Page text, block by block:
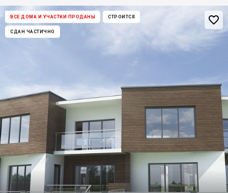
ВСЕ ДОМА И УЧАСТКИ ПРОДАНЫ СТРОИТСЯ
СДАН ЧАСТИЧНО
